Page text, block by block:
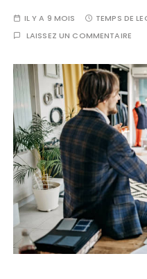
IL Y A 9 MOIS TEMPS DE
LAISSEZ UN COMMENTAIRE